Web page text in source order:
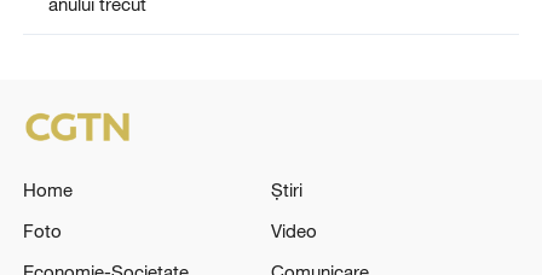
Home
Știri
Foto
Video